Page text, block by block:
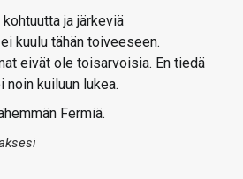
ja järkeviä
kuulu tähän toiveeseen.
eivät ole toisarvoisia. En tiedä
kuiluun lukea.
Fermiä.